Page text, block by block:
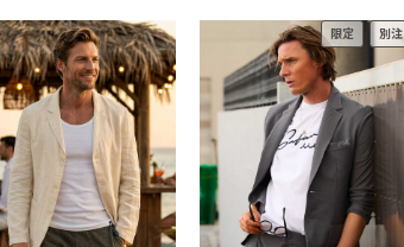
限定 別注